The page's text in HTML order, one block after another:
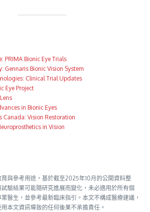
PRIMA Bionic Eye Trials
Gennaris Bionic Vision System
Clinical Trial Updates
Eye Project
in Bionic Eyes
Canada: Vision Restoration
in Vision
與參考用途，基於截至2025年10月的公開資料整
驗結果可能隨研究進展而變化，未必適用於所有個
醫生，並參考最新臨床指引。本文不構成醫療建議，
本文資訊導致的任何後果不承擔責任。